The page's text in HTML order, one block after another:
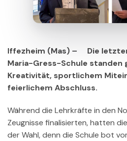
Iffezheim (Mas) – Die
Maria-Gress-Schule standen
Kreativität, sportlichem
feierlichem Abschluss.
Während die Lehrkräfte in den
Zeugnisse finalisierten, hatten
der Wahl, denn die Schule bot